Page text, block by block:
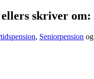
ellers skriver om:
, Seniorpension og